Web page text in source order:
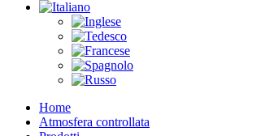
Home
Atmosfera controllata